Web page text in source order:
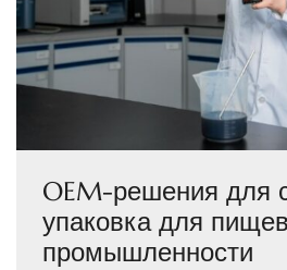
OEM-решения для
упаковка для
промышленности